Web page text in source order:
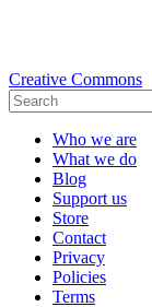
Creative Commons
Who we are
What we do
Blog
Support us
Store
Contact
Privacy
Policies
Terms